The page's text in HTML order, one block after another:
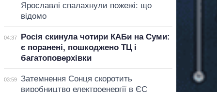
Ярославлі спалахнули пожежі: що
відомо
04:37
Росія скинула чотири КАБи на Суми:
є поранені, пошкоджено ТЦ і
багатоповерхівки
03:59
Затемнення Сонця скоротить
виробництво електроенергії в ЄС